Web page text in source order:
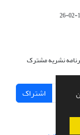
نشریه مشترک
اشتراک